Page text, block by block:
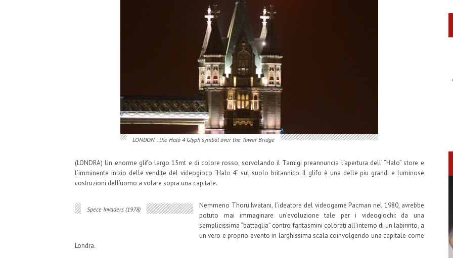
LONDON : the Halo 4 Glyph symbol over the Tower Bridge
(LONDRA) Un enorme glifo largo 15mt e di colore rosso, sorvolando il Tamigi preannuncia l’apertura dell’ “Halo” store e
l’imminente inizio delle vendite del videogioco “Halo 4” sul suolo britannico. Il glifo è una delle piu grandi e luminose
costruzioni dell’uomo a volare sopra una capitale.
Spece Invaders (1978)
Nemmeno Thoru Iwatani, l’ideatore del videogame Pacman nel 1980, avrebbe
potuto mai immaginare un’evoluzione tale per i videogiochi: da una
semplicissima “battaglia” contro fantasmini colorati all’interno di un labirinto, a
un vero e proprio evento in larghissima scala coinvolgendo una capitale come
Londra.